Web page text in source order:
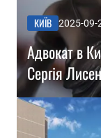
КИЇВ 2025-09-
Адвокат в
Сергія